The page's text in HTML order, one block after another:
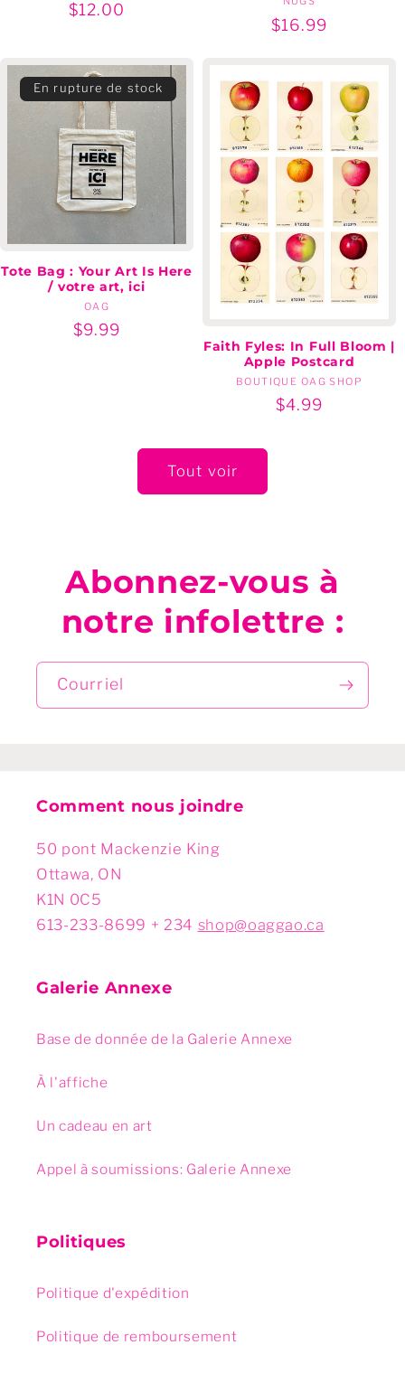
Prix
$12.00
Marchands
:
Prix
$16.99
En rupture de stock
Tote Bag : Your Art Is Here
/ votre art, ici
Marchands
OAG
Prix
$9.99
Faith Fyles: In Full Bloom |
Apple Postcard
Marchands
BOUTIQUE OAG SHOP
Prix
$4.99
Tout voir
Abonnez-vous à
notre infolettre :
Courriel
Comment nous joindre
50 pont Mackenzie King
Ottawa, ON
K1N 0C5
613-233-8699 + 234 shop@oaggao.ca
Galerie Annexe
Base de donnée de la Galerie Annexe
À l'affiche
Un cadeau en art
Appel à soumissions: Galerie Annexe
Politiques
Politique d'expédition
Politique de remboursement